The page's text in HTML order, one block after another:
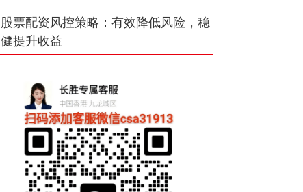
股票配资风控策略：有效降低风险，稳
健提升收益